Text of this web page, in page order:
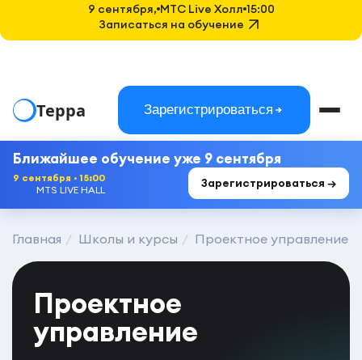
Терра Зарегистрироваться
Ближайшее обучение уже 9 сентября
9 сентября · 15:00
MTS LIVE HALL
Зарегистрироваться →
Главная Школы и курсы Проектное управление
Проектное
управление
9 сентября, MTC Live Холл 15:00
Записаться на обучение